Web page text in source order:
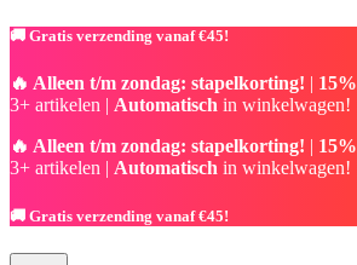
🚚 Gratis verzending vanaf €45!
🔥 Alleen t/m zondag: stapelkorting! | 15%
3+ artikelen | Automatisch in winkelwagen!
🔥 Alleen t/m zondag: stapelkorting! | 15%
3+ artikelen | Automatisch in winkelwagen!
🚚 Gratis verzending vanaf €45!